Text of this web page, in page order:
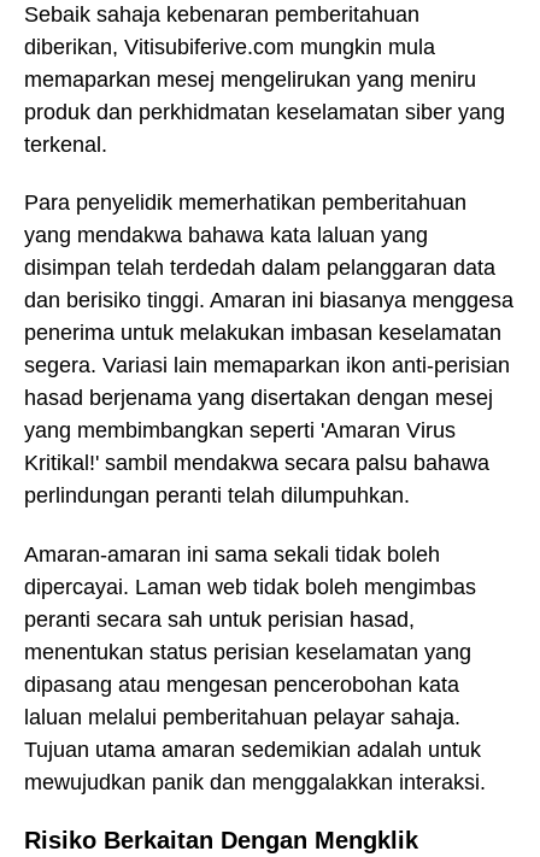
Sebaik sahaja kebenaran pemberitahuan
diberikan, Vitisubiferive.com mungkin mula
memaparkan mesej mengelirukan yang meniru
produk dan perkhidmatan keselamatan siber yang
terkenal.
Para penyelidik memerhatikan pemberitahuan
yang mendakwa bahawa kata laluan yang
disimpan telah terdedah dalam pelanggaran data
dan berisiko tinggi. Amaran ini biasanya menggesa
penerima untuk melakukan imbasan keselamatan
segera. Variasi lain memaparkan ikon anti-perisian
hasad berjenama yang disertakan dengan mesej
yang membimbangkan seperti 'Amaran Virus
Kritikal!' sambil mendakwa secara palsu bahawa
perlindungan peranti telah dilumpuhkan.
Amaran-amaran ini sama sekali tidak boleh
dipercayai. Laman web tidak boleh mengimbas
peranti secara sah untuk perisian hasad,
menentukan status perisian keselamatan yang
dipasang atau mengesan pencerobohan kata
laluan melalui pemberitahuan pelayar sahaja.
Tujuan utama amaran sedemikian adalah untuk
mewujudkan panik dan menggalakkan interaksi.
Risiko Berkaitan Dengan Mengklik